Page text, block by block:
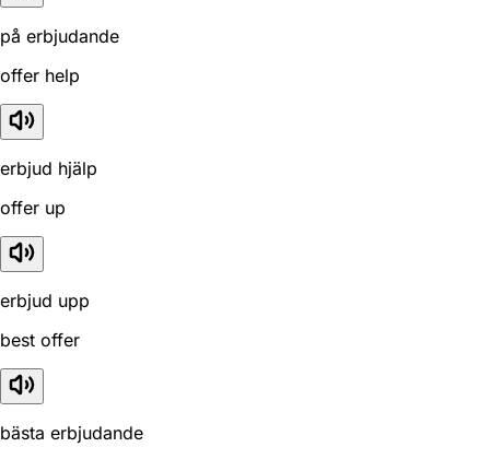
på erbjudande
offer help
erbjud hjälp
offer up
erbjud upp
best offer
bästa erbjudande